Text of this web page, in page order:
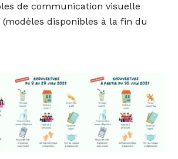
de communication visuelle
disponibles à la fin du